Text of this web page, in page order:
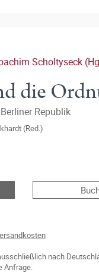
Scholtyseck
die
Republik
(Red.)
nach
Anfrage.